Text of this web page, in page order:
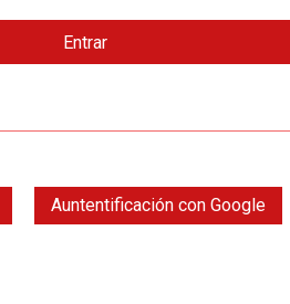
Auntentificación con Google